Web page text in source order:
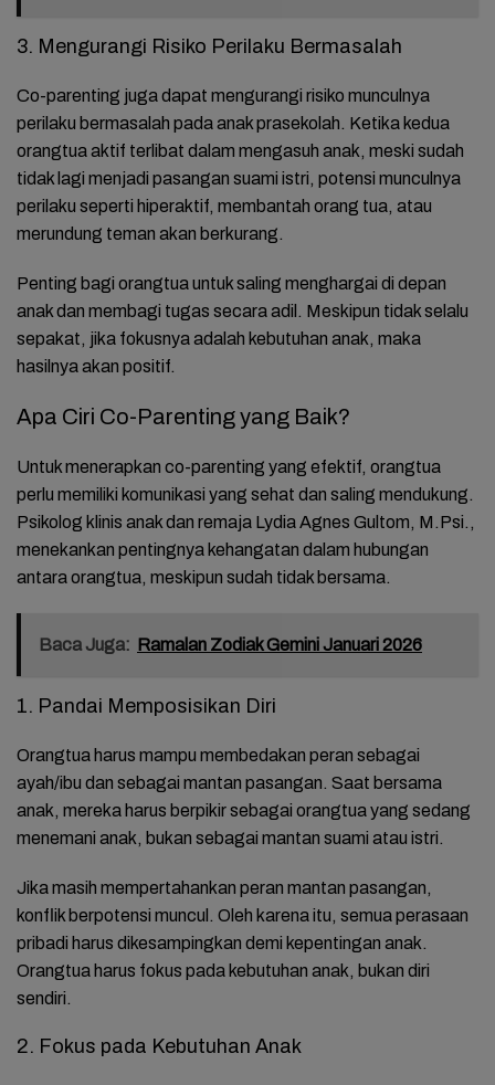
3. Mengurangi Risiko Perilaku Bermasalah
Co-parenting juga dapat mengurangi risiko munculnya
perilaku bermasalah pada anak prasekolah. Ketika kedua
orangtua aktif terlibat dalam mengasuh anak, meski sudah
tidak lagi menjadi pasangan suami istri, potensi munculnya
perilaku seperti hiperaktif, membantah orang tua, atau
merundung teman akan berkurang.
Penting bagi orangtua untuk saling menghargai di depan
anak dan membagi tugas secara adil. Meskipun tidak selalu
sepakat, jika fokusnya adalah kebutuhan anak, maka
hasilnya akan positif.
Apa Ciri Co-Parenting yang Baik?
Untuk menerapkan co-parenting yang efektif, orangtua
perlu memiliki komunikasi yang sehat dan saling mendukung.
Psikolog klinis anak dan remaja Lydia Agnes Gultom, M.Psi.,
menekankan pentingnya kehangatan dalam hubungan
antara orangtua, meskipun sudah tidak bersama.
Baca Juga: Ramalan Zodiak Gemini Januari 2026
1. Pandai Memposisikan Diri
Orangtua harus mampu membedakan peran sebagai
ayah/ibu dan sebagai mantan pasangan. Saat bersama
anak, mereka harus berpikir sebagai orangtua yang sedang
menemani anak, bukan sebagai mantan suami atau istri.
Jika masih mempertahankan peran mantan pasangan,
konflik berpotensi muncul. Oleh karena itu, semua perasaan
pribadi harus dikesampingkan demi kepentingan anak.
Orangtua harus fokus pada kebutuhan anak, bukan diri
sendiri.
2. Fokus pada Kebutuhan Anak